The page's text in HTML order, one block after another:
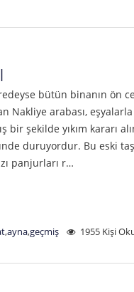
bütün binanın ön
Nakliye arabası,
bir şekilde yıkım kararı
duruyordur. Bu eski
panjurları r…
,ayna,geçmiş 1955 Kişi